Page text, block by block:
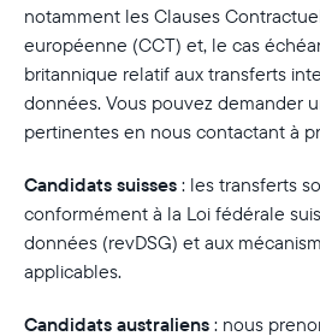
notamment les Clauses
européenne (CCT) et, le cas
britannique relatif aux transferts
données. Vous pouvez demander
pertinentes en nous contactant à
Candidats suisses : les transferts
conformément à la Loi fédérale
données (revDSG) et aux
applicables.
Candidats australiens : nous